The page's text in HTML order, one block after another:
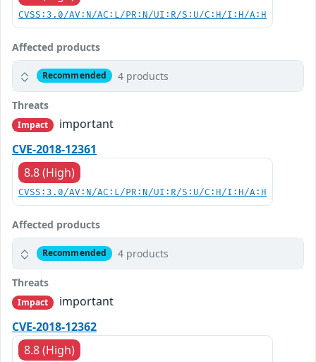
CVSS:3.0/AV:N/AC:L/PR:N/UI:R/S:U/C:H/I:H/A:H
Affected products
Recommended 4 products
Threats
Impact
important
CVE-2018-12361
8.8 (High)
CVSS:3.0/AV:N/AC:L/PR:N/UI:R/S:U/C:H/I:H/A:H
Affected products
Recommended 4 products
Threats
Impact
important
CVE-2018-12362
8.8 (High)